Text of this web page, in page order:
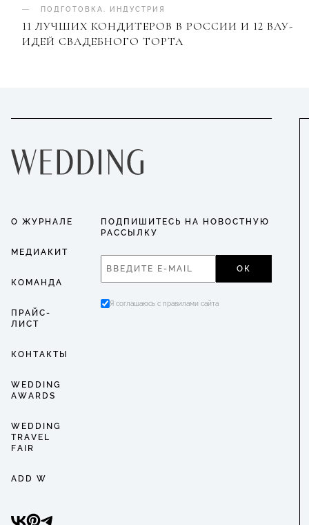
ПОДГОТОВКА ИНДУСТРИЯ
11 ЛУЧШИХ КОНДИТЕРОВ В РОССИИ И 12 ВАУ-
ИДЕЙ СВАДЕБНОГО ТОРТА
О ЖУРНАЛЕ
МЕДИАКИТ
КОМАНДА
ПРАЙС-
ЛИСТ
КОНТАКТЫ
WEDDING
AWARDS
WEDDING
TRAVEL
FAIR
ADD W
ПОДПИШИТЕСЬ НА НОВОСТНУЮ
РАССЫЛКУ
ОК
Я соглашаюсь с правилами сайта